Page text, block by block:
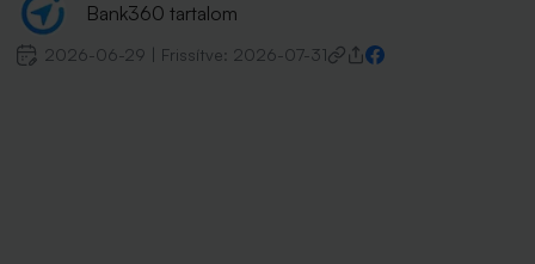
Bank360 tartalom
2026-06-29 Frissítve: 2026-07-31